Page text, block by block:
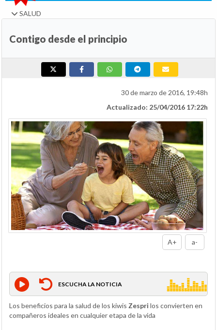
SALUD
Contigo desde el principio
30 de marzo de 2016, 19:48h
Actualizado: 25/04/2016 17:22h
A+ a-
ESCUCHA LA NOTICIA
Los beneficios para la salud de los kiwis Zespri los convierten en
compañeros ideales en cualquier etapa de la vida